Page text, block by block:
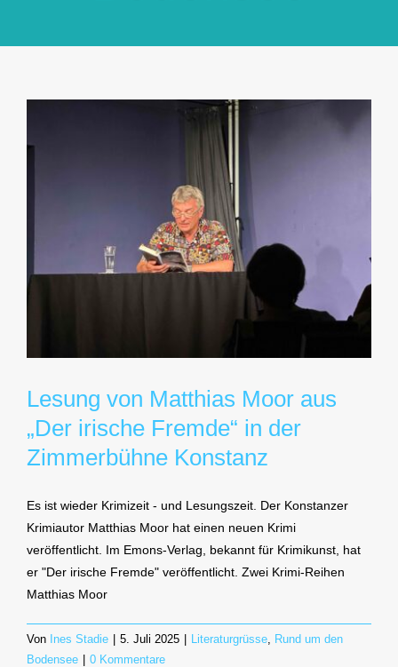
Über mich
Lesung von Matthias Moor aus
„Der irische Fremde“ in der
Zimmerbühne Konstanz
Es ist wieder Krimizeit - und Lesungszeit. Der Konstanzer
Krimiautor Matthias Moor hat einen neuen Krimi
veröffentlicht. Im Emons-Verlag, bekannt für Krimikunst, hat
er "Der irische Fremde" veröffentlicht. Zwei Krimi-Reihen
Matthias Moor
Von Ines Stadie | 5. Juli 2025 | Literaturgrüsse Rund um den
Bodensee | 0 Kommentare